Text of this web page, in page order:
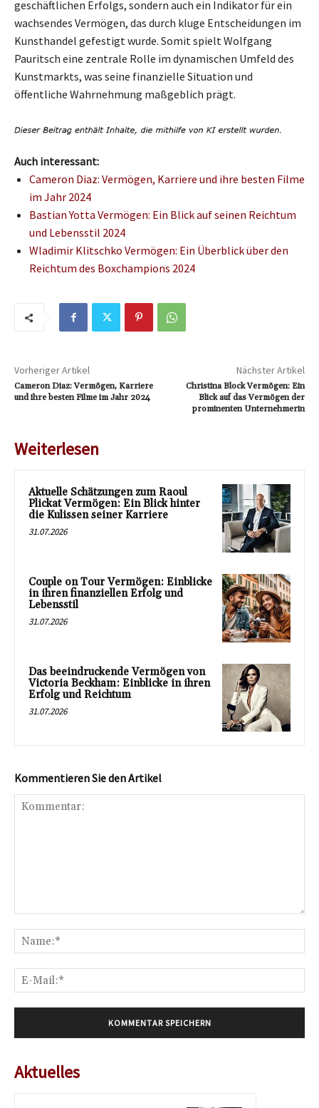
geschäftlichen Erfolgs, sondern auch ein Indikator für ein
wachsendes Vermögen, das durch kluge Entscheidungen im
Kunsthandel gefestigt wurde. Somit spielt Wolfgang
Pauritsch eine zentrale Rolle im dynamischen Umfeld des
Kunstmarkts, was seine finanzielle Situation und
öffentliche Wahrnehmung maßgeblich prägt.
Auch interessant:
Cameron Diaz: Vermögen, Karriere und ihre besten Filme
im Jahr 2024
Bastian Yotta Vermögen: Ein Blick auf seinen Reichtum
und Lebensstil 2024
Wladimir Klitschko Vermögen: Ein Überblick über den
Reichtum des Boxchampions 2024
Vorheriger Artikel
Cameron Diaz: Vermögen, Karriere
und ihre besten Filme im Jahr 2024
Nächster Artikel
Christina Block Vermögen: Ein
Blick auf das Vermögen der
prominenten Unternehmerin
Weiterlesen
Aktuelle Schätzungen zum Raoul
Plickat Vermögen: Ein Blick hinter
die Kulissen seiner Karriere
31.07.2026
Couple on Tour Vermögen: Einblicke
in ihren finanziellen Erfolg und
Lebensstil
31.07.2026
Das beeindruckende Vermögen von
Victoria Beckham: Einblicke in ihren
Erfolg und Reichtum
31.07.2026
Kommentieren Sie den Artikel
Aktuelles